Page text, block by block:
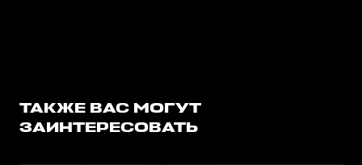
ТАКЖЕ ВАС МОГУТ
ЗАИНТЕРЕСОВАТЬ